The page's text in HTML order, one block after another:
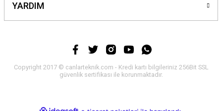
YARDIM
Copyright 2017 © canlarteknik.com - Kredi kartı bilgileriniz 256Bit SSL
güvenlik sertifikası ile korunmaktadır.